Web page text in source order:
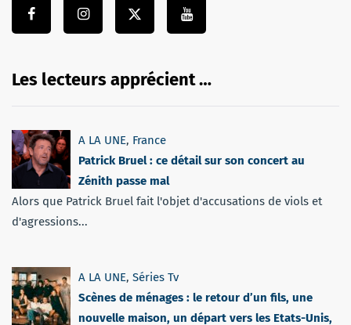
Les lecteurs apprécient …
A LA UNE, France
Patrick Bruel : ce détail sur son concert au
Zénith passe mal
Alors que Patrick Bruel fait l'objet d'accusations de viols et
d'agressions...
A LA UNE, Séries Tv
Scènes de ménages : le retour d’un fils, une
nouvelle maison, un départ vers les Etats-Unis,